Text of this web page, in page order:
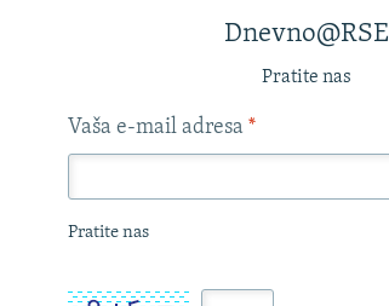
Dnevno@RSE
Pratite nas
Vaša e-mail adresa *
Pratite nas